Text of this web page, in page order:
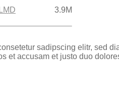
3.9M
sadipscing elitr, sed
et accusam et justo duo